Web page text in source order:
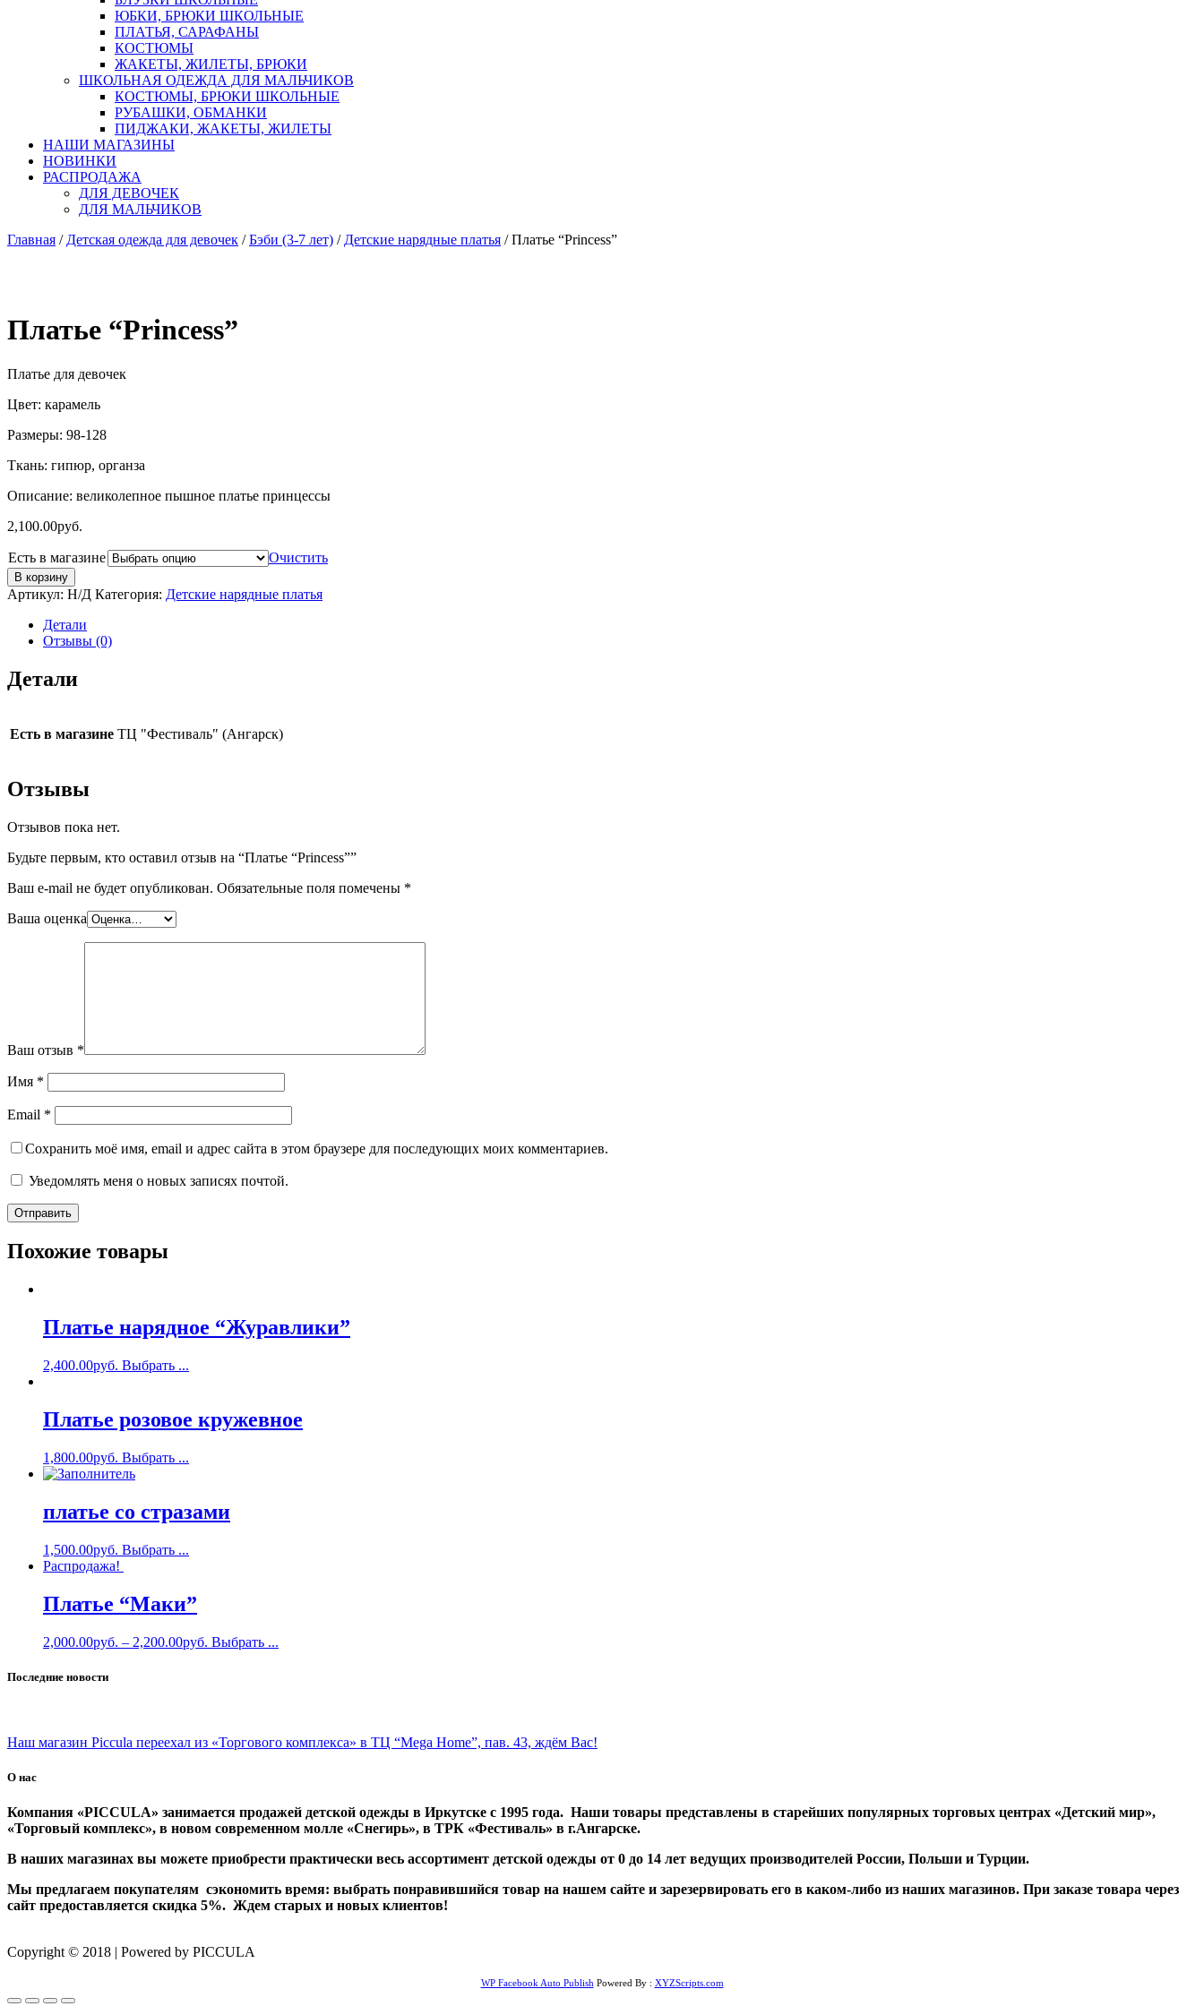
ЮБКИ, БРЮКИ ШКОЛЬНЫЕ
ПЛАТЬЯ, САРАФАНЫ
КОСТЮМЫ
ЖАКЕТЫ, ЖИЛЕТЫ, БРЮКИ
ШКОЛЬНАЯ ОДЕЖДА ДЛЯ МАЛЬЧИКОВ
КОСТЮМЫ, БРЮКИ ШКОЛЬНЫЕ
РУБАШКИ, ОБМАНКИ
ПИДЖАКИ, ЖАКЕТЫ, ЖИЛЕТЫ
НАШИ МАГАЗИНЫ
НОВИНКИ
РАСПРОДАЖА
ДЛЯ ДЕВОЧЕК
ДЛЯ МАЛЬЧИКОВ
Главная / Детская одежда для девочек /Бэби (3-7 лет) / Детские нарядные платья / Платье “Princess”
Платье “Princess”
Платье для девочек
Цвет: карамель
Размеры: 98-128
Ткань: гипюр, органза
Описание: великолепное пышное платье принцессы
2,100.00руб.
Есть в магазине Очистить
В корзину
Артикул: Н/Д Категория: Детские нарядные платья
Детали
Отзывы (0)
Детали
Есть в магазине ТЦ "Фестиваль" (Ангарск)
Отзывы
Отзывов пока нет.
Будьте первым, кто оставил отзыв на “Платье “Princess””
Ваш e-mail не будет опубликован. Обязательные поля помечены *
Ваша оценка
Ваш отзыв *
Имя *
Email *
Сохранить моё имя, email и адрес сайта в этом браузере для последующих моих комментариев.
Уведомлять меня о новых записях почтой.
Похожие товары
Платье нарядное “Журавлики”
2,400.00руб. Выбрать ...
Платье розовое кружевное
1,800.00руб. Выбрать ...
платье со стразами
1,500.00руб. Выбрать ...
Распродажа!
Платье “Маки”
2,000.00руб. – 2,200.00руб. Выбрать ...
Последние новости
Наш магазин Piccula переехал из «Торгового комплекса» в ТЦ “Mega Home”, пав. 43, ждём Вас!
О нас
Компания «PICCULA» занимается продажей детской одежды в Иркутске с 1995 года. Наши товары представлены в старейших популярных торговых центрах «Детский мир»,
«Торговый комплекс», в новом современном молле «Снегирь», в ТРК «Фестиваль» в г.Ангарске.
В наших магазинах вы можете приобрести практически весь ассортимент детской одежды от 0 до 14 лет ведущих производителей России, Польши и Турции.
Мы предлагаем покупателям сэкономить время: выбрать понравившийся товар на нашем сайте и зарезервировать его в каком-либо из наших магазинов. При заказе товара через
сайт предоставляется скидка 5%. Ждем старых и новых клиентов!
Copyright © 2018 | Powered by PICCULA
WP Facebook Auto Publish Powered By : XYZScripts.com